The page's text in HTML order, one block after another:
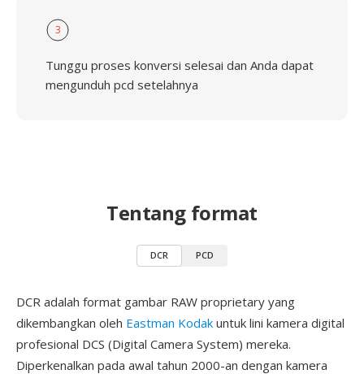
3
Tunggu proses konversi selesai dan Anda dapat
mengunduh pcd setelahnya
Tentang format
DCR PCD
DCR adalah format gambar RAW proprietary yang
dikembangkan oleh Eastman Kodak untuk lini kamera digital
profesional DCS (Digital Camera System) mereka.
Diperkenalkan pada awal tahun 2000-an dengan kamera